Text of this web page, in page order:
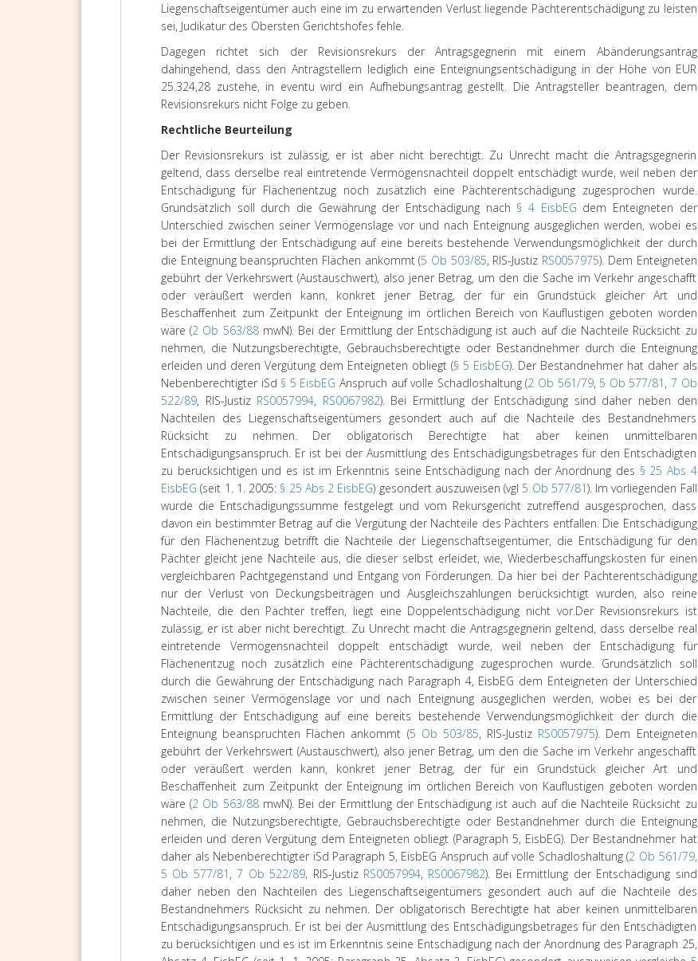
Liegenschaftseigentümer auch eine im zu erwartenden Verlust liegende Pächterentschädigung zu leisten
sei, Judikatur des Obersten Gerichtshofes fehle.
Dagegen richtet sich der Revisionsrekurs der Antragsgegnerin mit einem Abänderungsantrag
dahingehend, dass den Antragstellern lediglich eine Enteignungsentschädigung in der Höhe von EUR
25.324,28 zustehe, in eventu wird ein Aufhebungsantrag gestellt. Die Antragsteller beantragen, dem
Revisionsrekurs nicht Folge zu geben.
Rechtliche Beurteilung
Der Revisionsrekurs ist zulässig, er ist aber nicht berechtigt. Zu Unrecht macht die Antragsgegnerin
geltend, dass derselbe real eintretende Vermögensnachteil doppelt entschädigt wurde, weil neben der
Entschädigung für Flächenentzug noch zusätzlich eine Pächterentschädigung zugesprochen wurde.
Grundsätzlich soll durch die Gewährung der Entschädigung nach § 4 EisbEG dem Enteigneten der
Unterschied zwischen seiner Vermögenslage vor und nach Enteignung ausgeglichen werden, wobei es
bei der Ermittlung der Entschädigung auf eine bereits bestehende Verwendungsmöglichkeit der durch
die Enteignung beanspruchten Flächen ankommt (5 Ob 503/85, RIS-Justiz RS0057975). Dem Enteigneten
gebührt der Verkehrswert (Austauschwert), also jener Betrag, um den die Sache im Verkehr angeschafft
oder veräußert werden kann, konkret jener Betrag, der für ein Grundstück gleicher Art und
Beschaffenheit zum Zeitpunkt der Enteignung im örtlichen Bereich von Kauflustigen geboten worden
wäre (2 Ob 563/88mwN). Bei der Ermittlung der Entschädigung ist auch auf die Nachteile Rücksicht zu
nehmen, die Nutzungsberechtigte, Gebrauchsberechtigte oder Bestandnehmer durch die Enteignung
erleiden und deren Vergütung dem Enteigneten obliegt (§ 5 EisbEG). Der Bestandnehmer hat daher als
Nebenberechtigter iSd § 5 EisbEG Anspruch auf volle Schadloshaltung (2 Ob 561/79,5 Ob 577/81 , 7 Ob
522/89, RIS-Justiz RS0057994, RS0067982). Bei Ermittlung der Entschädigung sind daher neben den
Nachteilen des Liegenschaftseigentümers gesondert auch auf die Nachteile des Bestandnehmers
Rücksicht zu nehmen. Der obligatorisch Berechtigte hat aber keinen unmittelbaren
Entschädigungsanspruch. Er ist bei der Ausmittlung des Entschädigungsbetrages für den Entschädigten
zu berücksichtigen und es ist im Erkenntnis seine Entschädigung nach der Anordnung des § 25 Abs 4
EisbEG (seit 1. 1. 2005: § 25 Abs 2 EisbEG) gesondert auszuweisen (vgl5 Ob 577/81). Im vorliegenden Fall
wurde die Entschädigungssumme festgelegt und vom Rekursgericht zutreffend ausgesprochen, dass
davon ein bestimmter Betrag auf die Vergütung der Nachteile des Pächters entfallen. Die Entschädigung
für den Flächenentzug betrifft die Nachteile der Liegenschaftseigentümer, die Entschädigung für den
Pächter gleicht jene Nachteile aus, die dieser selbst erleidet, wie, Wiederbeschaffungskosten für einen
vergleichbaren Pachtgegenstand und Entgang von Förderungen. Da hier bei der Pächterentschädigung
nur der Verlust von Deckungsbeiträgen und Ausgleichszahlungen berücksichtigt wurden, also reine
Nachteile, die den Pächter treffen, liegt eine Doppelentschädigung nicht vor.Der Revisionsrekurs ist
zulässig, er ist aber nicht berechtigt. Zu Unrecht macht die Antragsgegnerin geltend, dass derselbe real
eintretende Vermögensnachteil doppelt entschädigt wurde, weil neben der Entschädigung für
Flächenentzug noch zusätzlich eine Pächterentschädigung zugesprochen wurde. Grundsätzlich soll
durch die Gewährung der Entschädigung nach Paragraph 4, EisbEG dem Enteigneten der Unterschied
zwischen seiner Vermögenslage vor und nach Enteignung ausgeglichen werden, wobei es bei der
Ermittlung der Entschädigung auf eine bereits bestehende Verwendungsmöglichkeit der durch die
Enteignung beanspruchten Flächen ankommt (5 Ob 503/85, RIS-Justiz RS0057975). Dem Enteigneten
gebührt der Verkehrswert (Austauschwert), also jener Betrag, um den die Sache im Verkehr angeschafft
oder veräußert werden kann, konkret jener Betrag, der für ein Grundstück gleicher Art und
Beschaffenheit zum Zeitpunkt der Enteignung im örtlichen Bereich von Kauflustigen geboten worden
wäre (2 Ob 563/88mwN). Bei der Ermittlung der Entschädigung ist auch auf die Nachteile Rücksicht zu
nehmen, die Nutzungsberechtigte, Gebrauchsberechtigte oder Bestandnehmer durch die Enteignung
erleiden und deren Vergütung dem Enteigneten obliegt (Paragraph 5, EisbEG). Der Bestandnehmer hat
daher als Nebenberechtigter iSd Paragraph 5, EisbEG Anspruch auf volle Schadloshaltung (2 Ob 561/79,
5 Ob 577/81 ,7 Ob 522/89, RIS-Justiz RS0057994, RS0067982). Bei Ermittlung der Entschädigung sind
daher neben den Nachteilen des Liegenschaftseigentümers gesondert auch auf die Nachteile des
Bestandnehmers Rücksicht zu nehmen. Der obligatorisch Berechtigte hat aber keinen unmittelbaren
Entschädigungsanspruch. Er ist bei der Ausmittlung des Entschädigungsbetrages für den Entschädigten
zu berücksichtigen und es ist im Erkenntnis seine Entschädigung nach der Anordnung des Paragraph 25,